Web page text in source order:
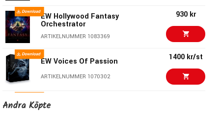
EW Hollywood Fantasy
Orchestrator
ARTIKELNUMMER 1083369
930 kr
EW Voices Of Passion
ARTIKELNUMMER 1070302
1400 kr/st
EW Hollywood Fantasy
Winds
Andra Köpte